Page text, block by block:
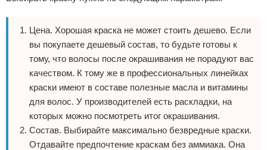
Цена. Хорошая краска не может стоить дешево. Если
вы покупаете дешевый состав, то будьте готовы к
тому, что волосы после окрашивания не порадуют вас
качеством. К тому же в профессиональных линейках
краски имеют в составе полезные масла и витамины
для волос. У производителей есть раскладки, на
которых можно посмотреть итог окрашивания.
Состав. Выбирайте максимально безвредные краски.
Отдавайте предпочтение краскам без аммиака. Она